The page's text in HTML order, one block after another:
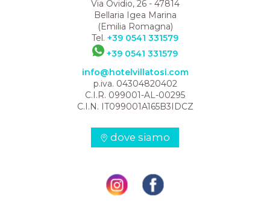
Via Ovidio, 26 - 47814
Bellaria Igea Marina
(Emilia Romagna)
Tel. +39 0541 331579
+39 0541 331579
info@hotelvillatosi.com
p.iva. 04304820402
C.I.R. 099001-AL-00295
C.I.N. IT099001A165B3IDCZ
dove siamo